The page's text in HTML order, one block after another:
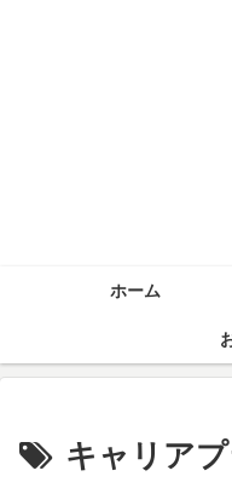
ホーム
キャリア